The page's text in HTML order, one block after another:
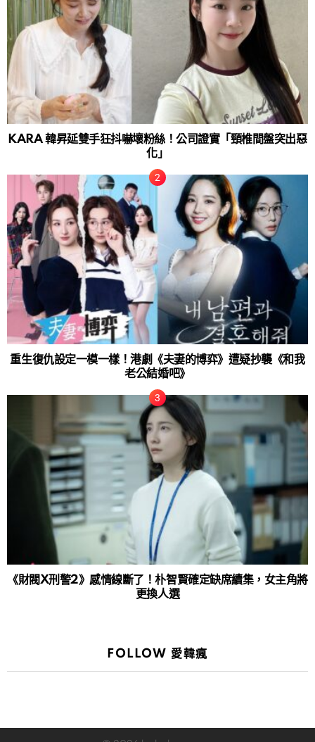
KARA 韓昇延雙手狂抖嚇壞粉絲！公司證實「頸椎間盤突出惡
化」
重生復仇設定一模一樣！港劇《夫妻的博弈》遭疑抄襲《和我
老公結婚吧》
《財閥X刑警2》感情線斷了！朴智賢確定缺席續集，女主角將
更換人選
FOLLOW 愛韓瘋